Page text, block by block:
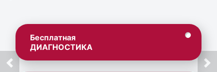
Бесплатная
ДИАГНОСТИКА